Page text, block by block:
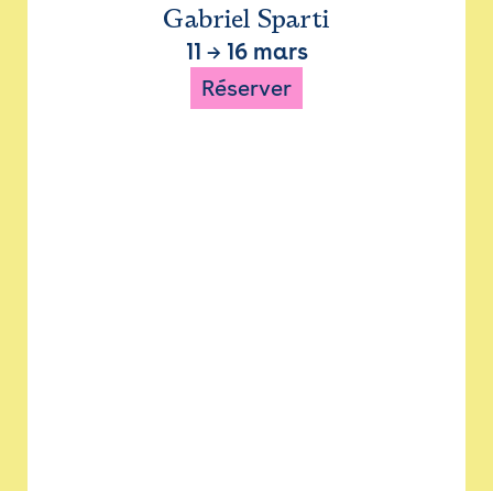
Gabriel Sparti
11 → 16 mars
Réserver